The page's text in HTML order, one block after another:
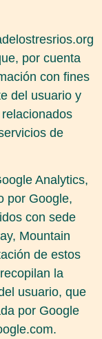
por cuenta
con fines
del usuario y
de
Analytics,
por Google,
con sede
Mountain
de estos
la
usuario, que
por Google